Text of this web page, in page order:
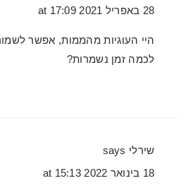
28 באפריל 2021 at 17:09
היי העוגיות מהממות, אפשר
לכמה זמן נשמרות?
שירלי says
18 בינואר 2022 at 15:13